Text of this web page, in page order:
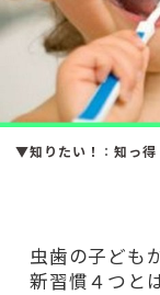
「場」
「モノ
▼知りたい！ ：知っ得
虫歯の子ども
新習慣４つと